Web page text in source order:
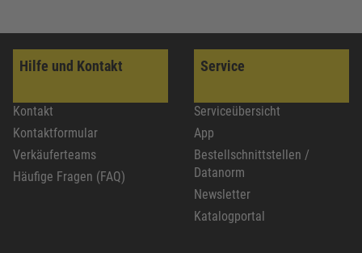
Hilfe und Kontakt
Kontakt
Kontaktformular
Verkäuferteams
Häufige Fragen (FAQ)
Service
Serviceübersicht
App
Bestellschnittstellen /
Datanorm
Newsletter
Katalogportal